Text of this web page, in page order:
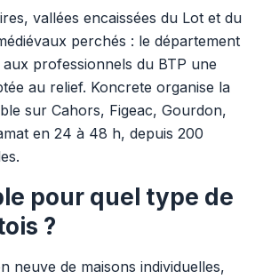
vallées encaissées du Lot et du
perchés : le département
professionnels du BTP une
au relief. Koncrete organise la
sur Cahors, Figeac, Gourdon,
en 24 à 48 h, depuis 200
pour quel type de
?
neuve de maisons individuelles,